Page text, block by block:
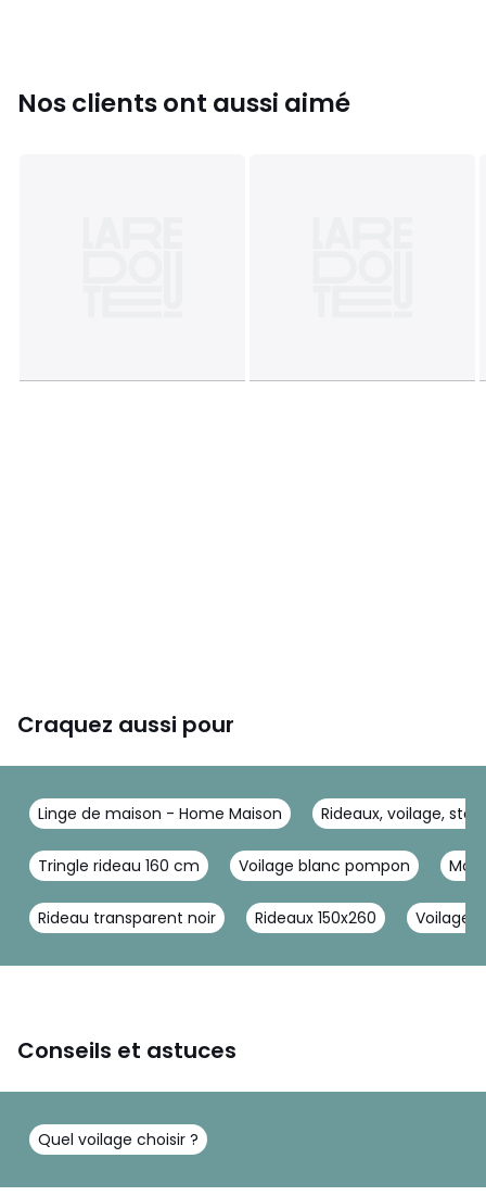
Nos clients ont aussi aimé
Craquez aussi pour
Linge de maison - Home Maison Rideaux, voilage,
Tringle rideau 160 cm Voilage blanc pompon
Rideau transparent noir Rideaux 150x260 Voilage
Conseils et astuces
Quel voilage choisir ?